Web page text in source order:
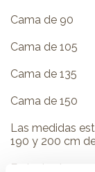
Cama de 90
Cama de 105
Cama de 135
Cama de 150
Las medidas
190 y 200 cm
En todos los